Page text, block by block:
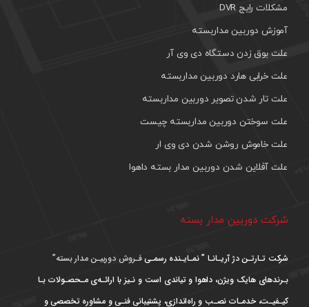
مشکلات رایج DVR
آموزش دوربین مداربسته
علت بوق زدن دستگاه دی وی آر
علت خرابی هارد دوربین مداربسته
علت تار شدن تصویر دوربین مداربسته
علت سوختن دوربین مداربسته چیست
علت خاموش روشن شدن دی وی ار
علت آفلاین شدن دوربین مدار بسته داهوا
شرکت دوربین مدار بسته
شرکت تـارتـن دژ آریـانـا ” نمـایـنده رسمـیفـروش دوربیـن مدار بسته”
بـرندهای هایک ویژن، داهوا و تیاندی است و نـیز با ارائـه‌ی مـحصـولات بـا
کیـفیـت، خدمـات نصـب و راه‌اندازی، پشتیبانی فنـی و مشاوره تخصصی و